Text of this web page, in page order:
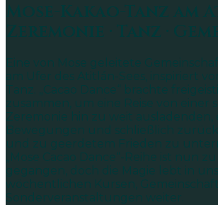
Mose-Kakao-Tanz am
Zeremonie · Tanz ·
Eine von Mose geleitete
am Ufer des Atitlán-Sees, inspiriert
Tanz. „Cacao Dance“ brachte
zusammen, um eine Reise von einer
Zeremonie hin zu weit ausladenden,
Bewegungen und schließlich
und zu geerdetem Frieden zu
„Mose Cacao Dance“-Reihe ist nun
gegangen, doch die Magie lebt in
wöchentlichen Kursen,
Sonderveranstaltungen weiter.